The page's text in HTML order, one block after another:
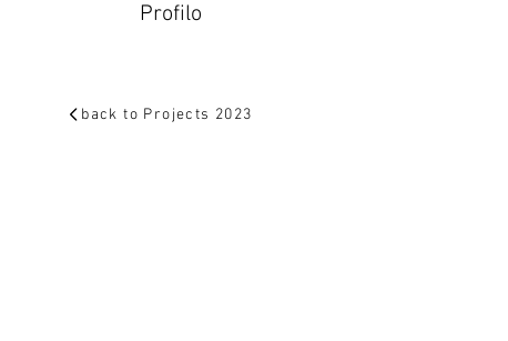
Profilo
back to Projects 2023